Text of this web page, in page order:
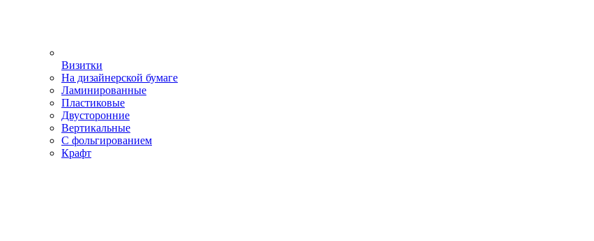
Визитки
На дизайнерской бумаге
Ламинированные
Пластиковые
Двусторонние
Вертикальные
С фольгированием
Крафт